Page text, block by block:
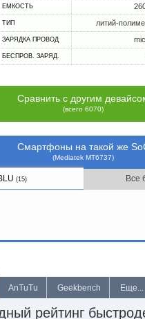
ЕМКОСТЬ
ТИП литий-
ЗАРЯДКА ПРОВОД
БЕСПРОВ. ЗАРЯД.
Сравнить с другим
(всего 6070)
Смартфоны на такой же
(Mediatek MT6737)
(15) Все
AnTuTu Geekbench Еще...
рейтинг